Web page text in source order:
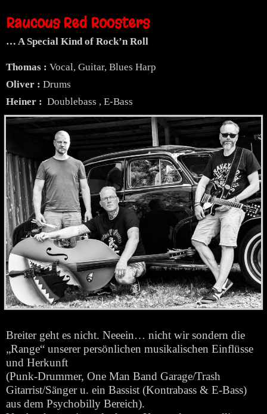
Raucous Red Roosters
… A Special Kind of Rock’n Roll
Thomas : Vocal, Guitar, Blues Harp
Oliver : Drums
Heiner : Doublebass , E-Bass
Breiter geht es nicht. Neeein… nicht wir sondern die
„Range“ unserer persönlichen musikalischen Einflüsse
und Herkunft
(Punk-Drummer, One Man Band Garage/Trash
Gitarrist/Sänger u. ein Bassist (Kontrabass & E-Bass)
aus dem Psychobilly Bereich).